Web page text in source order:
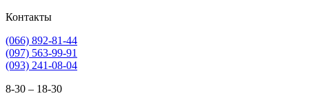
Контакты
(066) 892-81-44
(097) 563-99-91
(093) 241-08-04
8-30 – 18-30